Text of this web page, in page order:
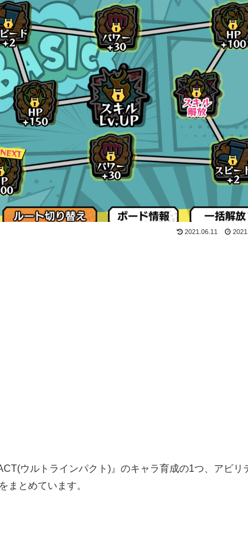
2021.06.11
ウルトラインパクト)』のキャラ育成の1つ、アビリ
まとめています。